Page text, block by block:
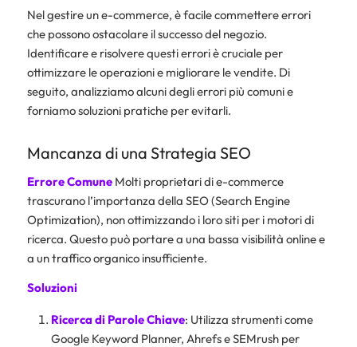
Nel gestire un e-commerce, è facile commettere errori
che possono ostacolare il successo del negozio.
Identificare e risolvere questi errori è cruciale per
ottimizzare le operazioni e migliorare le vendite. Di
seguito, analizziamo alcuni degli errori più comuni e
forniamo soluzioni pratiche per evitarli.
Mancanza di una Strategia SEO
Errore ComuneMolti proprietari di e-commerce
trascurano l’importanza della SEO (Search Engine
Optimization), non ottimizzando i loro siti per i motori di
ricerca. Questo può portare a una bassa visibilità online e
a un traffico organico insufficiente.
Soluzioni
Ricerca di Parole Chiave: Utilizza strumenti come
Google Keyword Planner, Ahrefs e SEMrush per